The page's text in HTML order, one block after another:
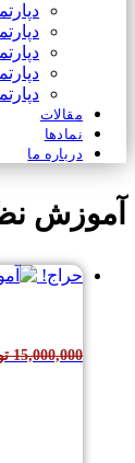
مقالات
نمادها
درباره ما
آموزش
حراج!
15,000,000